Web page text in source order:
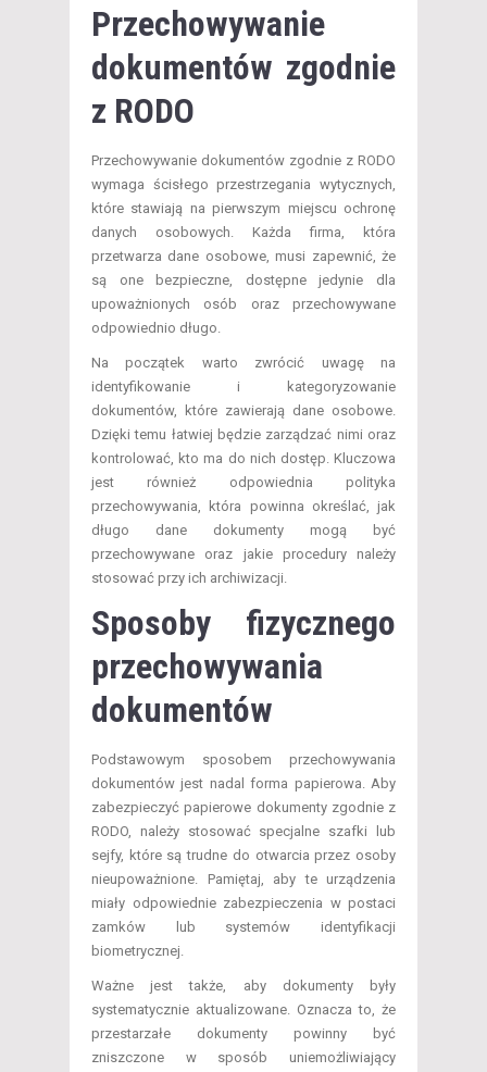
Przechowywanie
dokumentów zgodnie
z RODO
Przechowywanie dokumentów zgodnie z RODO
wymaga ścisłego przestrzegania wytycznych,
które stawiają na pierwszym miejscu ochronę
danych osobowych. Każda firma, która
przetwarza dane osobowe, musi zapewnić, że
są one bezpieczne, dostępne jedynie dla
upoważnionych osób oraz przechowywane
odpowiednio długo.
Na początek warto zwrócić uwagę na
identyfikowanie i kategoryzowanie
dokumentów, które zawierają dane osobowe.
Dzięki temu łatwiej będzie zarządzać nimi oraz
kontrolować, kto ma do nich dostęp. Kluczowa
jest również odpowiednia polityka
przechowywania, która powinna określać, jak
długo dane dokumenty mogą być
przechowywane oraz jakie procedury należy
stosować przy ich archiwizacji.
Sposoby fizycznego
przechowywania
dokumentów
Podstawowym sposobem przechowywania
dokumentów jest nadal forma papierowa. Aby
zabezpieczyć papierowe dokumenty zgodnie z
RODO, należy stosować specjalne szafki lub
sejfy, które są trudne do otwarcia przez osoby
nieupoważnione. Pamiętaj, aby te urządzenia
miały odpowiednie zabezpieczenia w postaci
zamków lub systemów identyfikacji
biometrycznej.
Ważne jest także, aby dokumenty były
systematycznie aktualizowane. Oznacza to, że
przestarzałe dokumenty powinny być
zniszczone w sposób uniemożliwiający